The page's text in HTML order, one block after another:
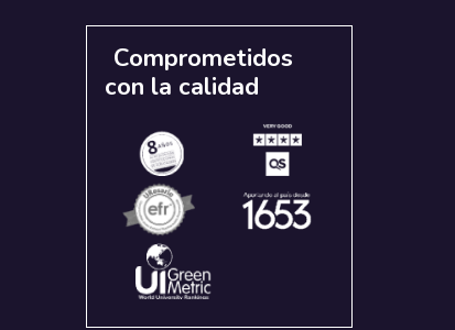
Comprometidos
con la calidad